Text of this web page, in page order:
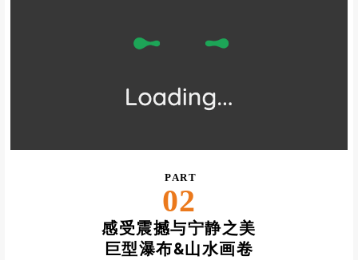
PART
02
感受震撼与宁静之美
巨型瀑布&山水画卷